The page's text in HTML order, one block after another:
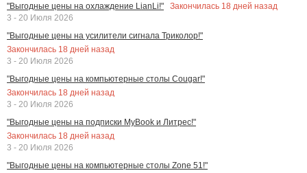
"Выгодные цены на охлаждение LianLi!"
Закончилась 18 дней назад
3 - 20 Июля 2026
"Выгодные цены на усилители сигнала Триколор!"
Закончилась 18 дней назад
3 - 20 Июля 2026
"Выгодные цены на компьютерные столы Cougar!"
Закончилась 18 дней назад
3 - 20 Июля 2026
"Выгодные цены на подписки MyBook и Литрес!"
Закончилась 18 дней назад
3 - 20 Июля 2026
"Выгодные цены на компьютерные столы Zone 51!"